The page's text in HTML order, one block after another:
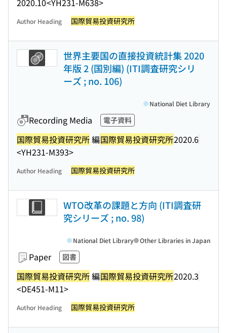
Author Heading 国際貿易投資研究所
世界主要国の直接投資統計集 2020
年版 2 (国別編) (ITI調査研究シリ
ーズ ; no. 106)
Recording Media 電子資料
国際貿易投資研究所編国際貿易投資研究所2020.6
<YH231-M393>
National Diet Library
Author Heading 国際貿易投資研究所
WTO改革の課題と方向 (ITI調査研
究シリーズ ; no. 98)
Paper 図書
国際貿易投資研究所編国際貿易投資研究所2020.3
<DE451-M11>
National Diet Library Other Libraries in Japan
Author Heading 国際貿易投資研究所